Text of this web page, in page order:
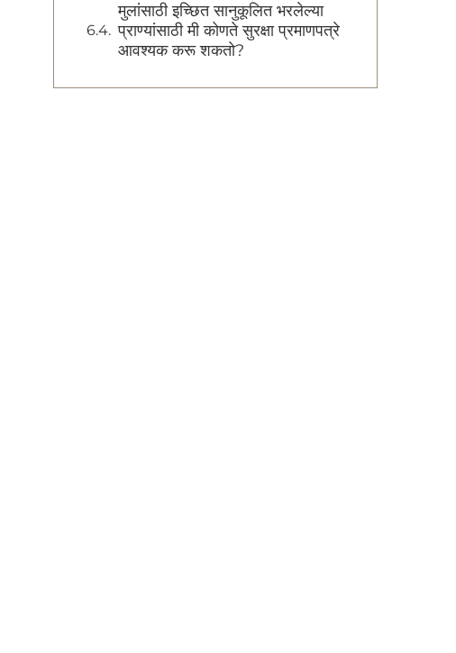
मुलांसाठी इच्छित सानुकूलित भरलेल्या
प्राण्यांसाठी मी कोणते सुरक्षा प्रमाणपत्रे
आवश्यक करू शकतो?